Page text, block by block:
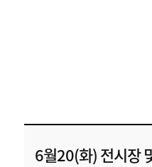
6월20(화) 전시장